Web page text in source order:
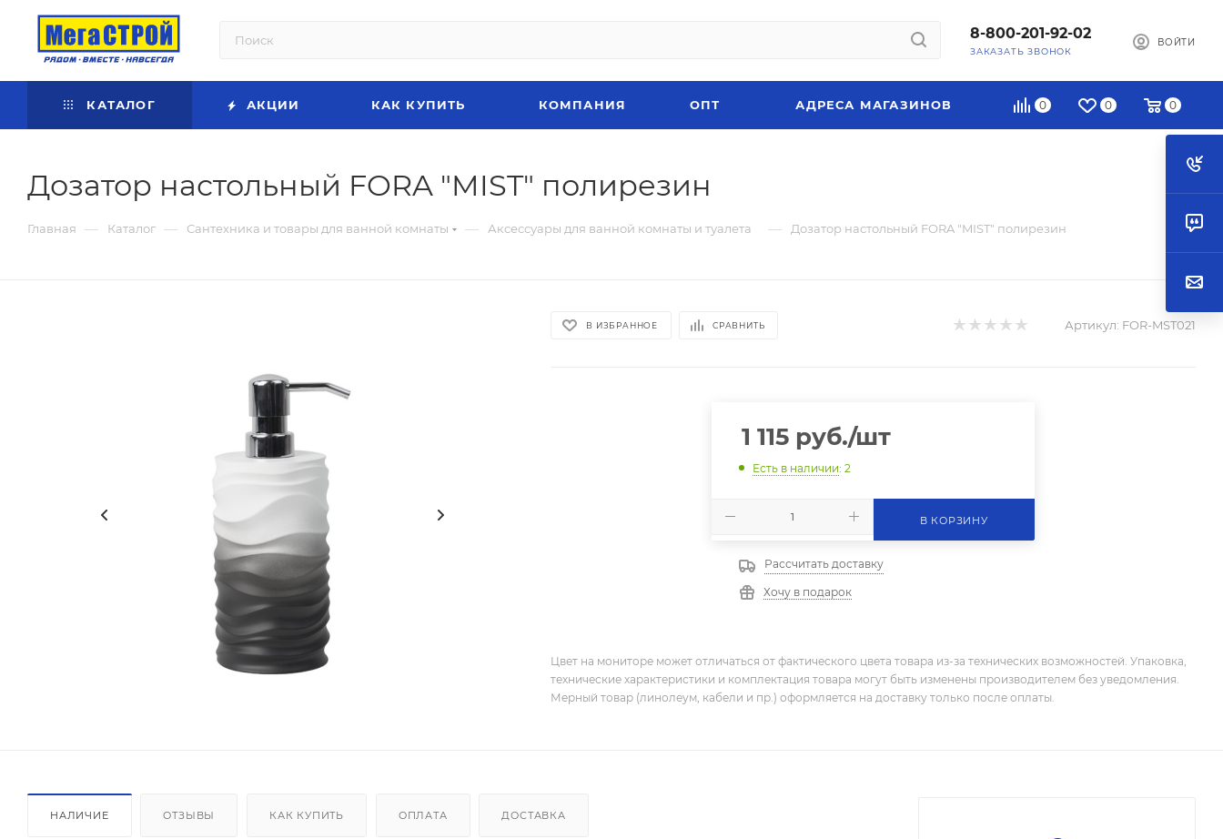
8-800-201-92-02
ЗАКАЗАТЬ ЗВОНОК
ВОЙТИ
0 0 0
КАТАЛОГ АКЦИИ КАК КУПИТЬ КОМПАНИЯ ОПТ АДРЕСА МАГАЗИНОВ
Дозатор настольный FORA "MIST" полирезин
Главная — Каталог — Сантехника и товары для ванной комнаты — Аксессуары для ванной комнаты и туалета — Дозатор настольный FORA "MIST" полирезин
В ИЗБРАННОЕ СРАВНИТЬ Артикул: FOR-MST021
1 115 руб./шт
Есть в наличии: 2
В КОРЗИНУ
Рассчитать доставку
Хочу в подарок
Цвет на мониторе может отличаться от фактического цвета товара из-за технических возможностей. Упаковка,
технические характеристики и комплектация товара могут быть изменены производителем без уведомления.
Мерный товар (линолеум, кабели и пр.) оформляется на доставку только после оплаты.
НАЛИЧИЕ ОТЗЫВЫ КАК КУПИТЬ ОПЛАТА ДОСТАВКА